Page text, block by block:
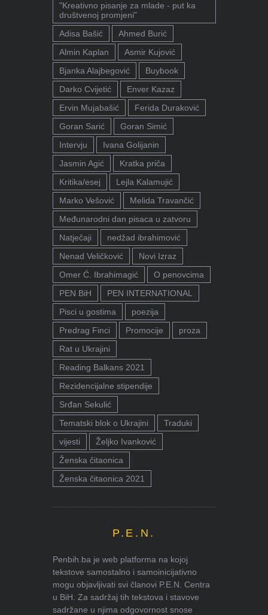
"Kreativno pisanje za mlade - put ka
društvenoj promjeni"
Adisa Bašić
Ahmed Burić
Almin Kaplan
Asmir Kujović
Bjanka Alajbegović
Buybook
Darko Cvijetić
Enver Kazaz
Ervin Mujabašić
Ferida Duraković
Goran Sarić
Goran Simić
Intervju
Ivana Golijanin
Jasmin Agić
Kratka priča
Kritika/esej
Lejla Kalamujić
Marko Vešović
Melida Travančić
Međunarodni dan pisaca u zatvoru
Natječaji
nedžad ibrahimović
Nenad Veličković
Novi Izraz
Omer Ć. Ibrahimagić
O penovcima
PEN BiH
PEN INTERNATIONAL
Pisci u gostima
poezija
Predrag Finci
Promocije
proza
Rat u Ukrajini
Reading Balkans 2021
Rezidencijalne stipendije
Srđan Sekulić
Tematski blok o Ukrajini
Traduki
vijesti
Željko Ivanković
Ženska čitaonica
Ženska čitaonica 2021
P.E.N.
Penbih.ba je web platforma na kojoj
tekstove samostalno i samoinicijativno
mogu objavljivati svi članovi P.E.N. Centra
u BiH. Za sadržaj tih tekstova i stavove
sadržane u njima odgovornost snose